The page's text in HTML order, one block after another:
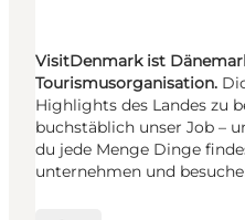
VisitDenmark ist
Tourismusorganisation.
Highlights des Landes zu
buchstäblich unser Job –
du jede Menge Dinge
unternehmen und